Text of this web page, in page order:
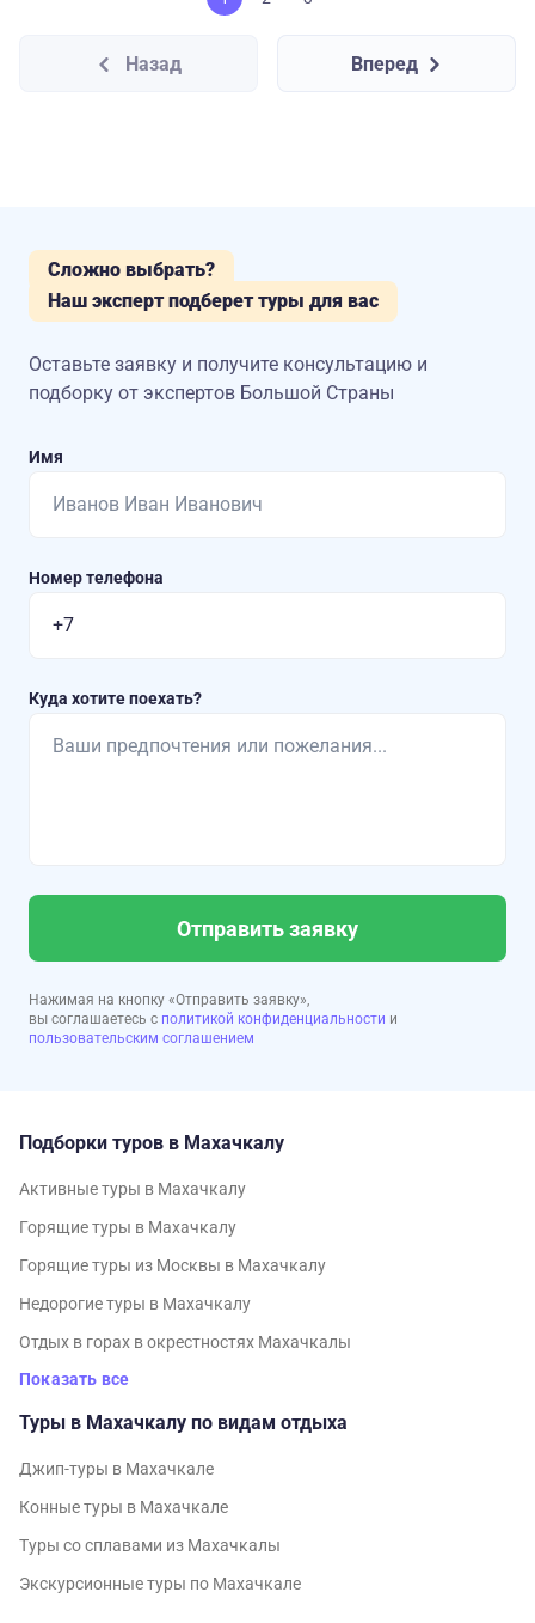
Назад Вперед
Сложно выбрать?
Наш эксперт подберет туры для вас
Оставьте заявку и получите консультацию и
подборку от экспертов Большой Страны
Имя
Номер телефона
Куда хотите поехать?
Отправить заявку
Нажимая на кнопку «Отправить заявку»,
вы соглашаетесь с политикой конфиденциальности и
пользовательским соглашением
Подборки туров в Махачкалу
Активные туры в Махачкалу
Горящие туры в Махачкалу
Горящие туры из Москвы в Махачкалу
Недорогие туры в Махачкалу
Отдых в горах в окрестностях Махачкалы
Показать все
Туры в Махачкалу по видам отдыха
Джип-туры в Махачкале
Конные туры в Махачкале
Туры со сплавами из Махачкалы
Экскурсионные туры по Махачкале